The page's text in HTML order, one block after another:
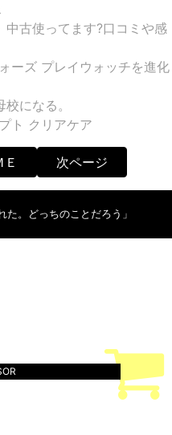
中古使ってます?口コミや感
ーズ プレイウォッチを進化
になる。
ト クリアケア
Ｅ 次ページ
。どっちのことだろう」